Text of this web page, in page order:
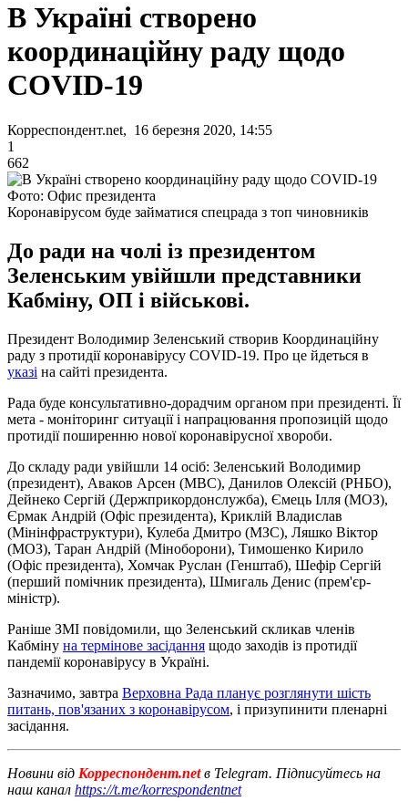
В Україні створено
координаційну раду щодо
COVID-19
Корреспондент.net, 16 березня 2020, 14:55
1
662
Фото: Офис президента
Коронавірусом буде займатися спецрада з топ чиновників
До ради на чолі із президентом
Зеленським увійшли представники
Кабміну, ОП і військові.
Президент Володимир Зеленський створив Координаційну
раду з протидії коронавірусу COVID-19. Про це йдеться в
указі на сайті президента.
Рада буде консультативно-дорадчим органом при президенті. Її
мета - моніторинг ситуації і напрацювання пропозицій щодо
протидії поширенню нової коронавірусної хвороби.
До складу ради увійшли 14 осіб: Зеленський Володимир
(президент), Аваков Арсен (МВС), Данилов Олексій (РНБО),
Дейнеко Сергій (Держприкордонслужба), Ємець Ілля (МОЗ),
Єрмак Андрій (Офіс президента), Криклій Владислав
(Мінінфраструктури), Кулеба Дмитро (МЗС), Ляшко Віктор
(МОЗ), Таран Андрій (Міноборони), Тимошенко Кирило
(Офіс президента), Хомчак Руслан (Генштаб), Шефір Сергій
(перший помічник президента), Шмигаль Денис (прем'єр-
міністр).
Раніше ЗМІ повідомили, що Зеленський скликав членів
Кабміну на термінове засідання щодо заходів із протидії
пандемії коронавірусу в Україні.
Зазначимо, завтра Верховна Рада планує розглянути шість
питань, пов'язаних з коронавірусом, і призупинити пленарні
засідання.
Новини від Корреспондент.netв Telegram. Підписуйтесь на
наш канал https://t.me/korrespondentnet